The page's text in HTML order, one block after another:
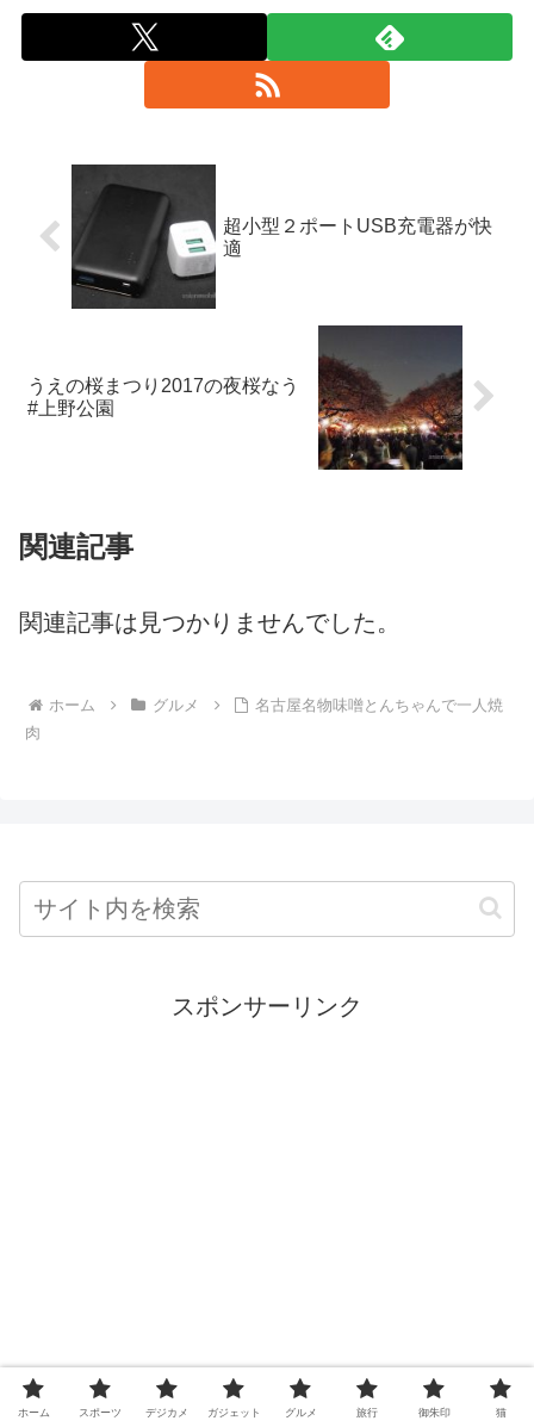
超小型２ポートUSB充電器が快
適
うえの桜まつり2017の夜桜なう
#上野公園
関連記事
関連記事は見つかりませんでした。
ホーム グルメ
名古屋名物味噌とんちゃんで一人焼
肉
スポンサーリンク
ホーム スポーツ デジカメ ガジェット グルメ 旅行 御朱印 猫